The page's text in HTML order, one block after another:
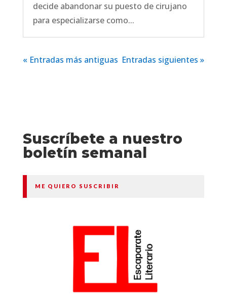
decide abandonar su puesto de cirujano
para especializarse como...
« Entradas más antiguas Entradas siguientes »
Suscríbete a nuestro
boletín semanal
ME QUIERO SUSCRIBIR